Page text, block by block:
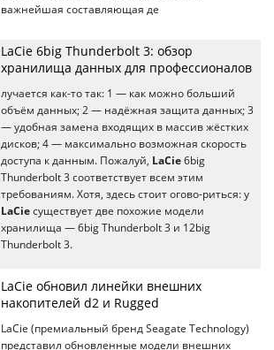
важнейшая составляющая де
LaCie 6big Thunderbolt 3: обзор
хранилища данных для профессионалов
лучается как-то так: 1 — как можно больший
объём данных; 2 — надёжная защита данных; 3
— удобная замена входящих в массив жёстких
дисков; 4 — максимально возможная скорость
доступа к данным. Пожалуй, LaCie 6big
Thunderbolt 3 соответствует всем этим
требованиям. Хотя, здесь стоит огово-риться: у
LaCie существует две похожие модели
хранилища — 6big Thunderbolt 3 и 12big
Thunderbolt 3.
LaCie обновил линейки внешних
накопителей d2 и Rugged
LaCie (премиальный бренд Seagate Technology)
представил обновленные модели внешних